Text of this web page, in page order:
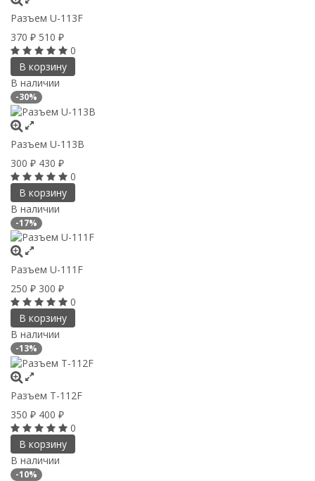
Разъем U-113F
370 ₽ 510 ₽
0
В корзину
В наличии
-30%
Разъем U-113B
300 ₽ 430 ₽
0
В корзину
В наличии
-17%
Разъем U-111F
250 ₽ 300 ₽
0
В корзину
В наличии
-13%
Разъем T-112F
350 ₽ 400 ₽
0
В корзину
В наличии
-10%